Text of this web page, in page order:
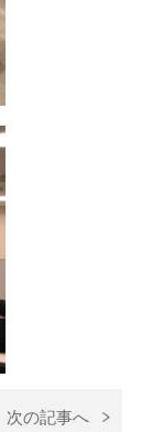
次の記事へ